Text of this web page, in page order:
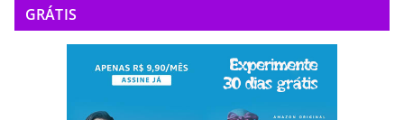
GRÁTIS